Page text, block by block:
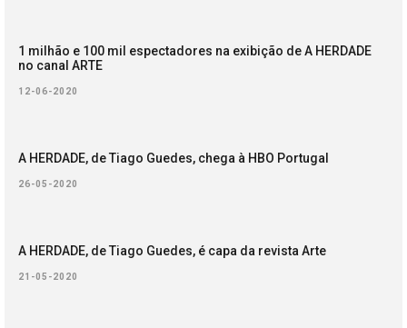
1 milhão e 100 mil espectadores na exibição de A HERDADE
no canal ARTE
12-06-2020
A HERDADE, de Tiago Guedes, chega à HBO Portugal
26-05-2020
A HERDADE, de Tiago Guedes, é capa da revista Arte
21-05-2020